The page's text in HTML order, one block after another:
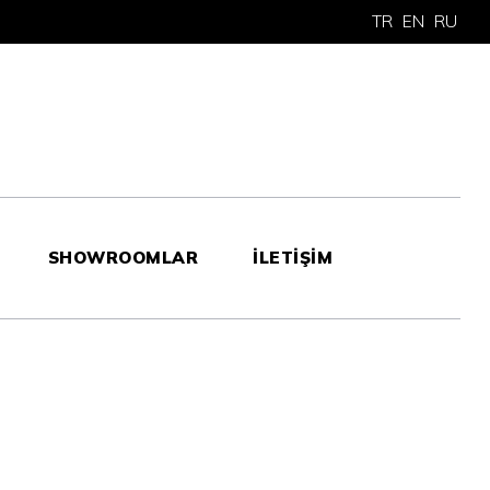
TR EN RU
SHOWROOMLAR İLETİŞİM